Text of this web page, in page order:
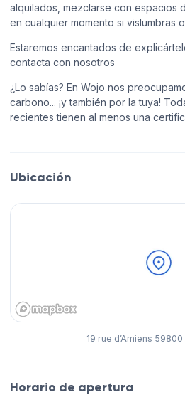
alquilados, mezclarse con espacios
en cualquier momento si vislumbras
Estaremos encantados de
contacta con nosotros
¿Lo sabías? En Wojo nos
carbono... ¡y también por la tuya!
recientes tienen al menos una
Ubicación
19 rue d’Amiens
Horario de apertura